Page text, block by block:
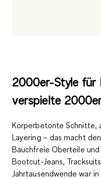
2000er-Style für
verspielte
Körperbetonte Schnitte,
Layering – das macht
Bauchfreie Oberteile
Bootcut-Jeans,
Jahrtausendwende war